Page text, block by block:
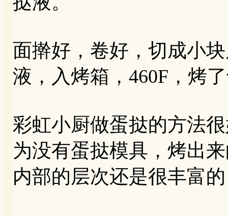
面擀好，卷好，切成小
液，入烤箱，460F，烤
彩虹小厨做蛋挞的方法
为没有蛋挞模具，烤出
内部的层次还是很丰富